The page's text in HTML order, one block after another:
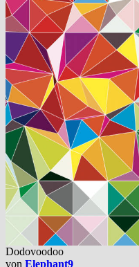
Dodovoodoo
von Elephant9